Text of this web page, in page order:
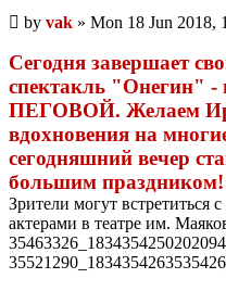
Unread
post
by vak » Mon 18 Jun 2018,
Сегодня завершает
спектакль "Онегин"
ПЕГОВОЙ. Желаем
вдохновения на
сегодняшний вечер
большим праздником!
Зрители могут
актерами в театре им.